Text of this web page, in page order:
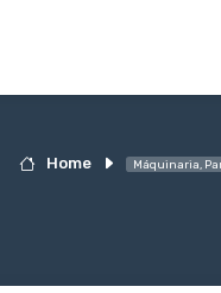
Home Máquinaria,